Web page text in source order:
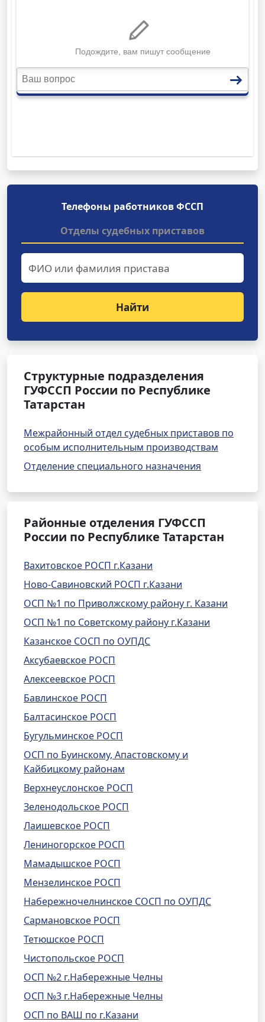
Телефоны работников ФССП
Отделы судебных приставов
Найти
Структурные подразделения
ГУФССП России по Республике
Татарстан
Межрайонный отдел судебных приставов по
особым исполнительным производствам
Отделение специального назначения
Районные отделения ГУФССП
России по Республике Татарстан
Вахитовское РОСП г.Казани
Ново-Савиновский РОСП г.Казани
ОСП №1 по Приволжскому району г. Казани
ОСП №1 по Советскому району г.Казани
Казанское СОСП по ОУПДС
Аксубаевское РОСП
Алексеевское РОСП
Бавлинское РОСП
Балтасинское РОСП
Бугульминское РОСП
ОСП по Буинскому, Апастовскому и
Кайбицкому районам
Верхнеуслонское РОСП
Зеленодольское РОСП
Лаишевское РОСП
Лениногорское РОСП
Мамадышское РОСП
Мензелинское РОСП
Набережночелнинское СОСП по ОУПДС
Сармановское РОСП
Тетюшское РОСП
Чистопольское РОСП
ОСП №2 г.Набережные Челны
ОСП №3 г.Набережные Челны
ОСП по ВАШ по г.Казани